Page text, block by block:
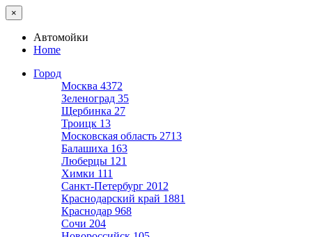
×
Автомойки
Home
Город
Москва 4372
Зеленоград 35
Щербинка 27
Троицк 13
Московская область 2713
Балашиха 163
Люберцы 121
Химки 111
Санкт-Петербург 2012
Краснодарский край 1881
Краснодар 968
Сочи 204